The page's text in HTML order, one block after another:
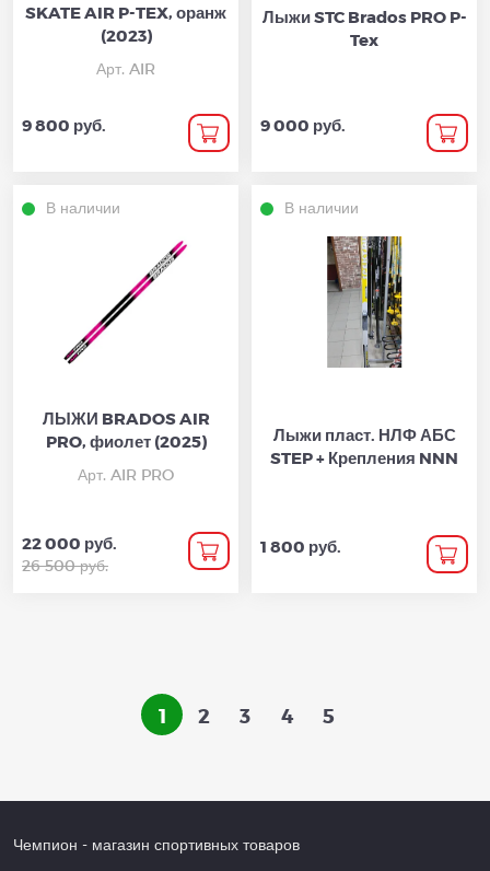
SKATE AIR P-TEX, оранж
(2023)
Арт. AIR
9 800 руб.
Лыжи STC Brados PRO P-
Tex
9 000 руб.
В наличии
ЛЫЖИ BRADOS AIR
PRO, фиолет (2025)
Арт. AIR PRO
22 000 руб.
26 500 руб.
В наличии
Лыжи пласт. НЛФ АБС
STEP + Крепления NNN
1 800 руб.
1 2 3 4 5
Чемпион - магазин спортивных товаров